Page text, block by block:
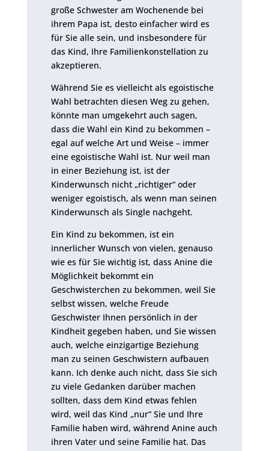
große Schwester am Wochenende bei
ihrem Papa ist, desto einfacher wird es
für Sie alle sein, und insbesondere für
das Kind, Ihre Familienkonstellation zu
akzeptieren.
Während Sie es vielleicht als egoistische
Wahl betrachten diesen Weg zu gehen,
könnte man umgekehrt auch sagen,
dass die Wahl ein Kind zu bekommen –
egal auf welche Art und Weise – immer
eine egoistische Wahl ist. Nur weil man
in einer Beziehung ist, ist der
Kinderwunsch nicht „richtiger“ oder
weniger egoistisch, als wenn man seinen
Kinderwunsch als Single nachgeht.
Ein Kind zu bekommen, ist ein
innerlicher Wunsch von vielen, genauso
wie es für Sie wichtig ist, dass Anine die
Möglichkeit bekommt ein
Geschwisterchen zu bekommen, weil Sie
selbst wissen, welche Freude
Geschwister Ihnen persönlich in der
Kindheit gegeben haben, und Sie wissen
auch, welche einzigartige Beziehung
man zu seinen Geschwistern aufbauen
kann. Ich denke auch nicht, dass Sie sich
zu viele Gedanken darüber machen
sollten, dass dem Kind etwas fehlen
wird, weil das Kind „nur“ Sie und Ihre
Familie haben wird, während Anine auch
ihren Vater und seine Familie hat. Das